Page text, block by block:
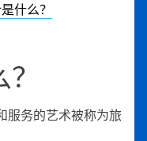
什么？
服务的艺术被称为旅